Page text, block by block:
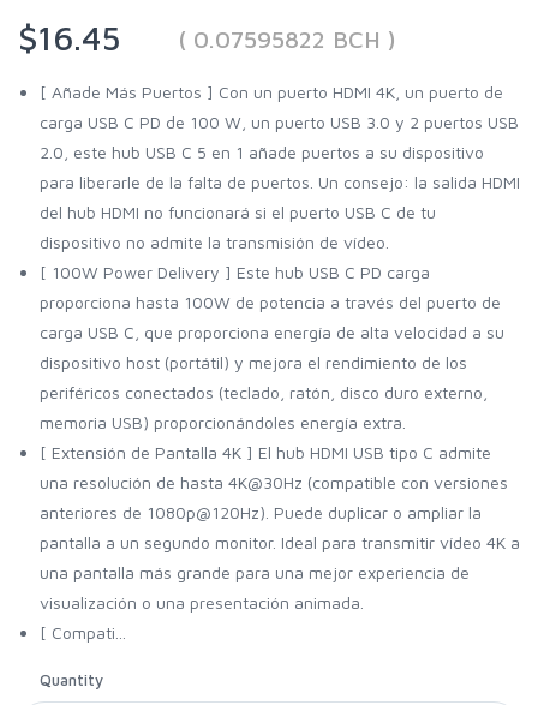
$16.45
( 0.07595822 BCH )
[ Añade Más Puertos ] Con un puerto HDMI 4K, un puerto de
carga USB C PD de 100 W, un puerto USB 3.0 y 2 puertos USB
2.0, este hub USB C 5 en 1 añade puertos a su dispositivo
para liberarle de la falta de puertos. Un consejo: la salida HDMI
del hub HDMI no funcionará si el puerto USB C de tu
dispositivo no admite la transmisión de vídeo.
[ 100W Power Delivery ] Este hub USB C PD carga
proporciona hasta 100W de potencia a través del puerto de
carga USB C, que proporciona energía de alta velocidad a su
dispositivo host (portátil) y mejora el rendimiento de los
periféricos conectados (teclado, ratón, disco duro externo,
memoria USB) proporcionándoles energía extra.
[ Extensión de Pantalla 4K ] El hub HDMI USB tipo C admite
una resolución de hasta 4K@30Hz (compatible con versiones
anteriores de 1080p@120Hz). Puede duplicar o ampliar la
pantalla a un segundo monitor. Ideal para transmitir vídeo 4K a
una pantalla más grande para una mejor experiencia de
visualización o una presentación animada.
[ Compati...
Quantity